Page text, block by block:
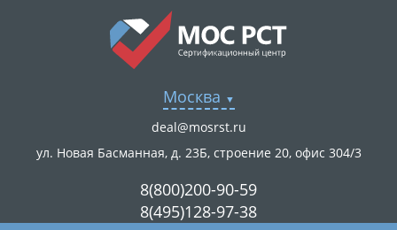
Москва
deal@mosrst.ru
ул. Новая Басманная, д. 23Б, строение 20, офис 304/3
8(800)200-90-59
8(495)128-97-38